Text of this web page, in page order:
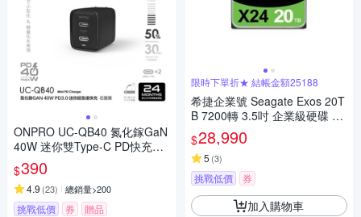
ONPRO UC-QB40 氮化鎵GaN
40W 迷你雙Type-C PD快充充
電器
$390
4.9 (23) 總銷量>200
挑戰低價 券 贈品
限時下單折★ 結帳金額25188
希捷企業號 Seagate Exos 20T
B 7200轉 3.5吋 企業級硬碟 ST
20000NM002H
$28,990
5 (3)
挑戰低價 券
加入購物車